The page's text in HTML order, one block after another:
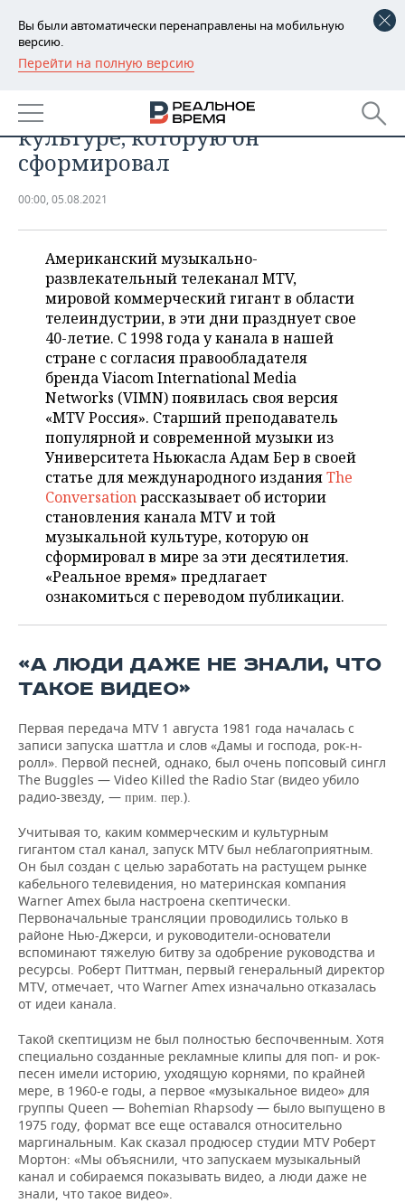
Вы были автоматически перенаправлены на мобильную
версию.
Перейти на полную версию
РЕГИОНЫ
БАШКОРТОСТАН
ТАТАРСТАН
НОВОСТИ
АНАЛИТИКА
ДЕКЛАРАЦИИ О ДОХОДАХ
КОРОЛИ ГОСЗАКАЗА ПФО
ВУЗЫ ТАТАРСТАНА
КОМУ ПРИНАДЛЕЖАТ
ТОРГОВЫЕ ЦЕНТРЫ
ТАТАРСТАНА
НОВОСТИ ЭКОНОМИКИ
ФИНАНСЫ
БАНКИ
БЮДЖЕТ
ИНВЕСТИЦИИ
ПРОМЫШЛЕННОСТЬ
НОВОСТИ
ПРОМЫШЛЕННОСТИ
АГРОПРОМ
МАШИНОСТРОЕНИЕ
НЕФТЕХИМИЯ
НЕФТЬ
ОПК
ЭНЕРГЕТИКА
НЕДВИЖИМОСТЬ
НОВОСТИ НЕДВИЖИМОСТИ
АВТО
НОВОСТИ АВТО
БИЗНЕС
НОВОСТИ БИЗНЕСА
РОЗНИЧНАЯ ТОРГОВЛЯ
ТРАНСПОРТ
УСЛУГИ
ТЕХНОЛОГИИ
НОВОСТИ ТЕХНОЛОГИЙ
МЕДИА
ТЕЛЕКОММУНИКАЦИИ
МЕРОПРИЯТИЯ
НОВОСТИ МЕРОПРИЯТИЙ
ВЫЕЗДНАЯ РЕДАКЦИЯ
БИЗНЕС-БРАНЧИ
ONLINE-КОНФЕРЕНЦИИ
СПОРТ
НОВОСТИ СПОРТА
ФУТБОЛ
ХОККЕЙ
ВОЛЕЙБОЛ
КИБЕРСПОРТ
ФИГУРНОЕ КАТАНИЕ
ХОККЕЙ С МЯЧОМ
ОБЩЕСТВО
НОВОСТИ ОБЩЕСТВА
ВЛАСТЬ
ИСТОРИЯ
КУЛЬТУРА
МЕДИЦИНА
ПРОИСШЕСТВИЯ
ФОТОГАЛЕРЕЯ
СЮЖЕТЫ
СПИСОК ПЕРСОН
СПИСОК КОМПАНИЙ
ПОЛНАЯ ВЕРСИЯ
40 лет телеканалу MTV и
культуре, которую он
сформировал
00:00, 05.08.2021
Американский музыкально-
развлекательный телеканал MTV,
мировой коммерческий гигант в области
телеиндустрии, в эти дни празднует свое
40-летие. С 1998 года у канала в нашей
стране с согласия правообладателя
бренда Viacom International Media
Networks (VIMN) появилась своя версия
«MTV Россия». Старший преподаватель
популярной и современной музыки из
Университета Ньюкасла Адам Бер в своей
статье для международного изданияThe
Conversationрассказывает об истории
становления канала MTV и той
музыкальной культуре, которую он
сформировал в мире за эти десятилетия.
«Реальное время» предлагает
ознакомиться с переводом публикации.
«А ЛЮДИ ДАЖЕ НЕ ЗНАЛИ, ЧТО
ТАКОЕ ВИДЕО»
Первая передача MTV 1 августа 1981 года началась с
записи запуска шаттла и слов «Дамы и господа, рок-н-
ролл». Первой песней, однако, был очень попсовый сингл
The Buggles — Video Killed the Radio Star (видео убило
радио-звезду, — прим. пер.).
Учитывая то, каким коммерческим и культурным
гигантом стал канал, запуск MTV был неблагоприятным.
Он был создан с целью заработать на растущем рынке
кабельного телевидения, но материнская компания
Warner Amex была настроена скептически.
Первоначальные трансляции проводились только в
районе Нью-Джерси, и руководители-основатели
вспоминают тяжелую битву за одобрение руководства и
ресурсы. Роберт Питтман, первый генеральный директор
MTV, отмечает, что Warner Amex изначально отказалась
от идеи канала.
Такой скептицизм не был полностью беспочвенным. Хотя
специально созданные рекламные клипы для поп- и рок-
песен имели историю, уходящую корнями, по крайней
мере, в 1960-е годы, а первое «музыкальное видео» для
группы Queen — Bohemian Rhapsody — было выпущено в
1975 году, формат все еще оставался относительно
маргинальным. Как сказал продюсер студии MTV Роберт
Мортон: «Мы объяснили, что запускаем музыкальный
канал и собираемся показывать видео, а люди даже не
знали, что такое видео».